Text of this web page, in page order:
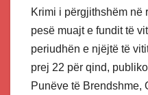
Krimi i përgjithshëm në
pesë muajt e fundit të
periudhën e njëjtë të
prej 22 për qind,
Punëve të Brendshme,